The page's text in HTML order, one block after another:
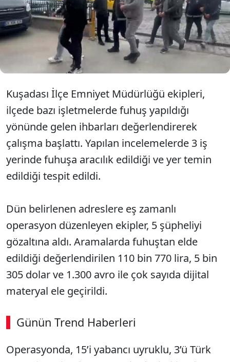
ekiplerinin düzenlediği operasyonlarda,
fuhuşa aracılık ve yer temin ettikleri iddia
edilen 5 kişi tutuklandı
Kuşadası İlçe Emniyet Müdürlüğü ekipleri,
ilçede bazı işletmelerde fuhuş yapıldığı
yönünde gelen ihbarları değerlendirerek
çalışma başlattı. Yapılan incelemelerde 3 iş
yerinde fuhuşa aracılık edildiği ve yer temin
edildiği tespit edildi.
Dün belirlenen adreslere eş zamanlı
operasyon düzenleyen ekipler, 5 şüpheliyi
gözaltına aldı. Aramalarda fuhuştan elde
edildiği değerlendirilen 110 bin 770 lira, 5 bin
305 dolar ve 1.300 avro ile çok sayıda dijital
materyal ele geçirildi.
Günün Trend Haberleri
SÖZCÜ SON DAKİKA
Operasyonda, 15’i yabancı uyruklu, 3’ü Türk